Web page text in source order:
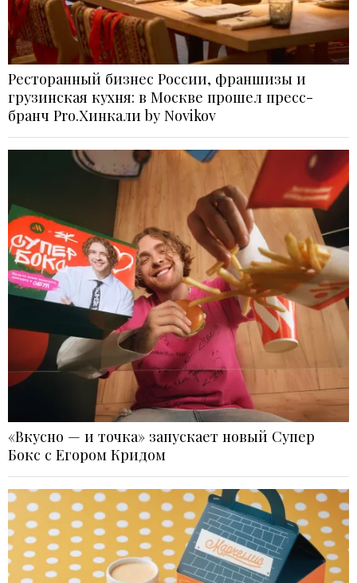
Ресторанный бизнес России, франшизы и
грузинская кухня: в Москве прошел пресс-
бранч Pro.Хинкали by Novikov
«Вкусно — и точка» запускает новый Супер
Бокс с Егором Кридом